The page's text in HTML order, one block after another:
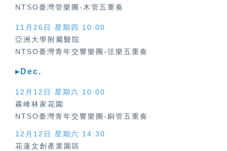
NTSO臺灣管樂團-木管五重奏
11月26日 星期四 10:00
亞洲大學附屬醫院
NTSO臺灣青年交響樂團-弦樂五重奏
▸Dec.
12月12日 星期六 10:00
霧峰林家花園
NTSO臺灣青年交響樂團-銅管五重奏
12月12日 星期六 14:30
花蓮文創產業園區